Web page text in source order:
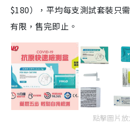
$180），平均每支測試套裝只
有限，售完即止。
點擊圖片放